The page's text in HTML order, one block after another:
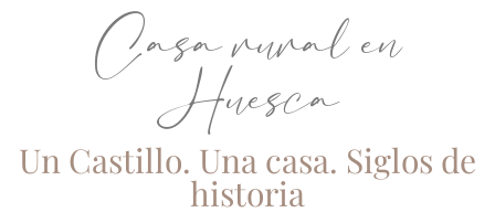
Casa rural en
Huesca
Un Castillo. Una casa. Siglos de
historia